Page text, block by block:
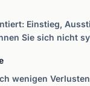
Einstieg,
Sie sich nicht
wenigen